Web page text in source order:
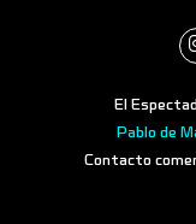
El
Pablo de
Contacto